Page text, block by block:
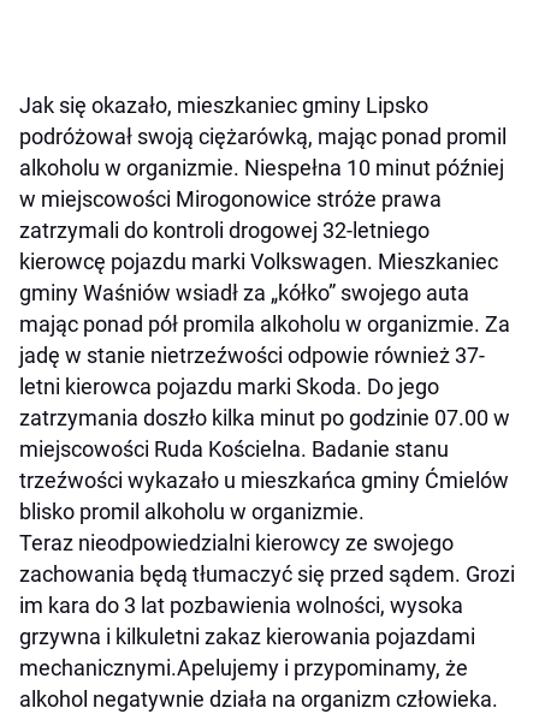
Jak się okazało, mieszkaniec gminy Lipsko
podróżował swoją ciężarówką, mając ponad promil
alkoholu w organizmie. Niespełna 10 minut później
w miejscowości Mirogonowice stróże prawa
zatrzymali do kontroli drogowej 32-letniego
kierowcę pojazdu marki Volkswagen. Mieszkaniec
gminy Waśniów wsiadł za „kółko” swojego auta
mając ponad pół promila alkoholu w organizmie. Za
jadę w stanie nietrzeźwości odpowie również 37-
letni kierowca pojazdu marki Skoda. Do jego
zatrzymania doszło kilka minut po godzinie 07.00 w
miejscowości Ruda Kościelna. Badanie stanu
trzeźwości wykazało u mieszkańca gminy Ćmielów
blisko promil alkoholu w organizmie.
Teraz nieodpowiedzialni kierowcy ze swojego
zachowania będą tłumaczyć się przed sądem. Grozi
im kara do 3 lat pozbawienia wolności, wysoka
grzywna i kilkuletni zakaz kierowania pojazdami
mechanicznymi.Apelujemy i przypominamy, że
alkohol negatywnie działa na organizm człowieka.